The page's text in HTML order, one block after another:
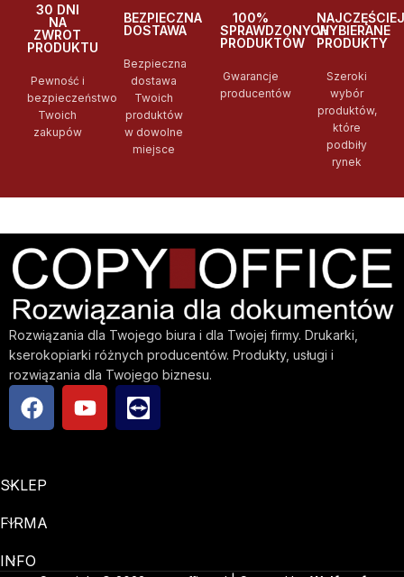
30 DNI
NA
ZWROT
PRODUKTU
Pewność i
bezpieczeństwo
Twoich
zakupów
BEZPIECZNA
DOSTAWA
Bezpieczna
dostawa
Twoich
produktów
w dowolne
miejsce
100%
SPRAWDZONYCH
PRODUKTÓW
Gwarancje
producentów
NAJCZĘŚCIEJ
WYBIERANE
PRODUKTY
Szeroki
wybór
produktów,
które
podbiły
rynek
Rozwiązania dla Twojego biura i dla Twojej firmy. Drukarki,
kserokopiarki różnych producentów. Produkty, usługi i
rozwiązania dla Twojego biznesu.
SKLEP
FIRMA
INFO